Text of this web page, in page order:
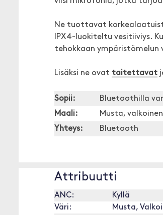
Ne tuottavat
IPX4-luokiteltu vesitiiviys.
tehokkaan ympäristömelun
Lisäksi ne ovat taitettavat
Sopii:
Bluetoothilla
Maali:
Musta, valkoinen
Yhteys:
Bluetooth
Attribuutti
ANC:
Kyllä
Väri:
Musta,